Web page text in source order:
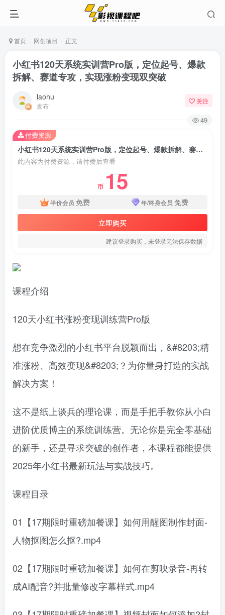
首页 网创项目 正文
小红书120天系统实训营Pro版，定位起号、爆款
拆解、赛道专攻，实现涨粉变现双突破
laohu
发布
关注
49
小红书120天系统实训营Pro版，定位起号、爆款拆解、赛道专攻，实现涨粉变现双突破
此内容为付费资源，请付费后查看
币 15
半价会员 免费 年/终身会员 免费
立即购买
建议登录购买，未登录无法保存数据
付费资源
课程介绍
120天小红书涨粉变现训练营Pro版
想在竞争激烈的小红书平台脱颖而出，&#8203;精
准涨粉、高效变现&#8203;？为你量身打造的实战
解决方案！
这不是纸上谈兵的理论课，而是手把手教你从小白
进阶优质博主的系统训练营。无论你是完全零基础
的新手，还是寻求突破的创作者，本课程都能提供
2025年小红书最新玩法与实战技巧。
课程目录
01【17期限时重磅加餐课】如何用醒图制作封面-
人物抠图怎么抠?.mp4
02【17期限时重磅加餐课】如何在剪映录音-再转
成AI配音?并批量修改字幕样式.mp4